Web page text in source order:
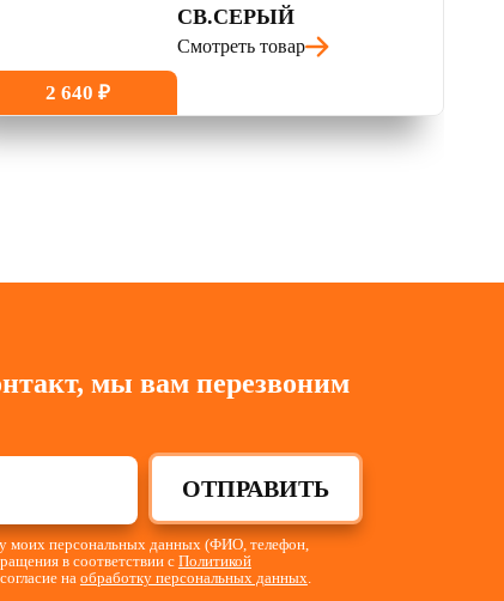
2 640 ₽
СВ.СЕРЫЙ
Смотреть товар
мы вам перезвоним
ОТПРАВИТЬ
моих персональных данных (ФИО, телефон,
в соответствии с Политикой
на обработку персональных данных.